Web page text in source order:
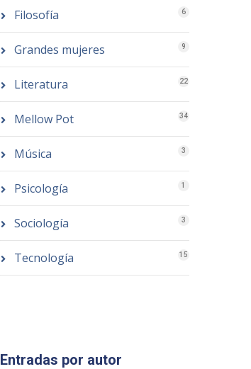
Filosofía 6
Grandes mujeres 9
Literatura 22
Mellow Pot 34
Música 3
Psicología 1
Sociología 3
Tecnología 15
Entradas por autor